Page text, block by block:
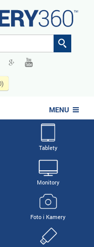
MENU
Tablety
Monitory
Foto i Kamery